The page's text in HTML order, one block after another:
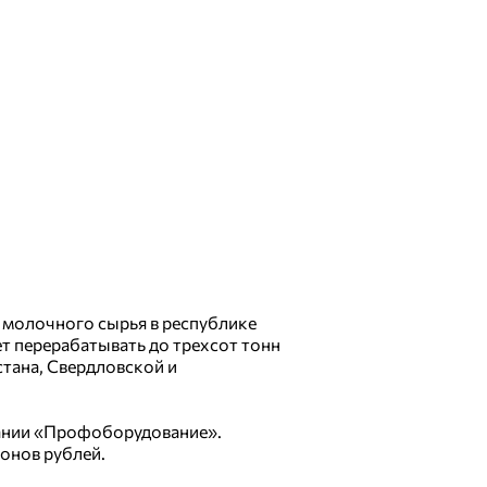
сырья в республике
перерабатывать до трехсот тонн
Свердловской и
«Профоборудование».
рублей.